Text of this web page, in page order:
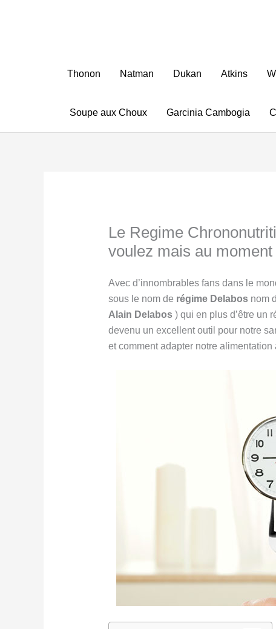
Thonon Natman Dukan Atkins
Soupe aux Choux Garcinia Cambogia
Le Regime
voulez mais au
Avec d’innombrables fans dans le
sous le nom de régime Delabosnom
Alain Delabos) qui en plus d’être un
devenu un excellent outil pour notre
et comment adapter notre